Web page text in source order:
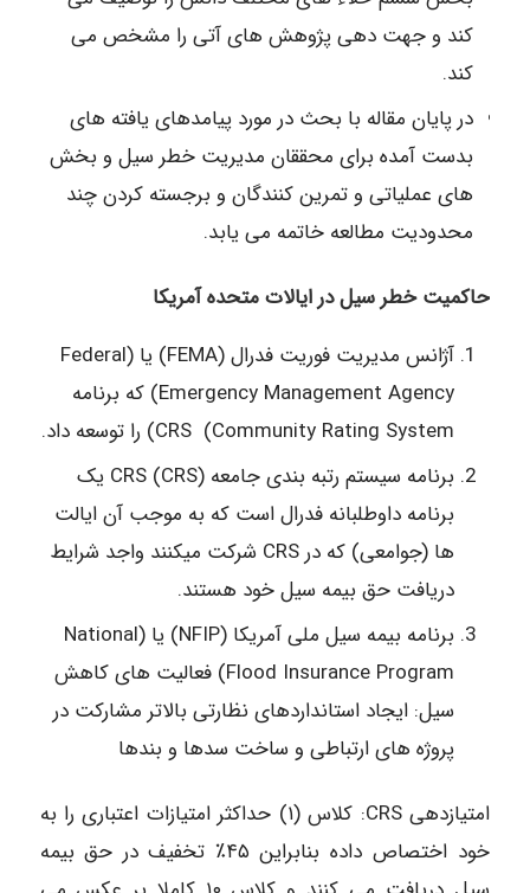
کند و جهت دهی پژوهش های آتی را مشخص می
کند.
در پایان مقاله با بحث در مورد پیامدهای یافته های
بدست آمده برای محققان مدیریت خطر سیل و بخش
های عملیاتی و تمرین کنندگان و برجسته کردن چند
محدودیت مطالعه خاتمه می یابد.
حاکمیت خطر سیل در ایالات متحده آمریکا
آژانس مدیریت فوریت فدرال (FEMA) یا (Federal
Emergency Management Agency) که برنامه
CRS (Community Rating System) را توسعه داد.
برنامه سیستم رتبه بندی جامعه (CRS (CRS یک
برنامه داوطلبانه فدرال است که به موجب آن ایالت
ها (جوامعی) که در CRS شرکت میکنند واجد شرایط
دریافت حق بیمه سیل خود هستند.
برنامه بیمه سیل ملی آمریکا (NFIP) یا (National
Flood Insurance Program) فعالیت های کاهش
سیل: ایجاد استانداردهای نظارتی بالاتر مشارکت در
پروژه های ارتباطی و ساخت سدها و بندها
امتیازدهی CRS: کلاس (۱) حداکثر امتیازات اعتباری را به
خود اختصاص داده بنابراین ۴۵٪ تخفیف در حق بیمه